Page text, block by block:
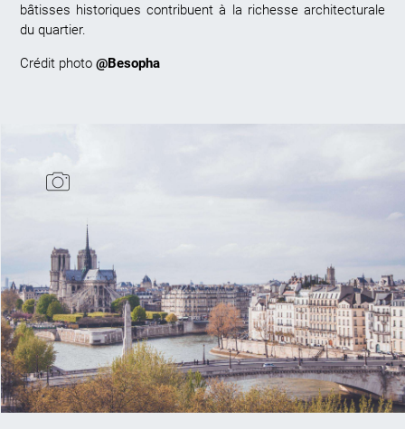
bâtisses historiques contribuent à la richesse architecturale
du quartier.
Crédit photo@Besopha